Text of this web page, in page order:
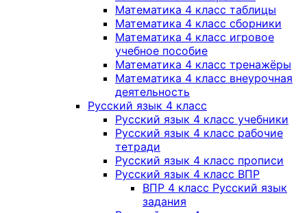
Математика 4 класс таблицы
Математика 4 класс сборники
Математика 4 класс игровое
учебное пособие
Математика 4 класс тренажёры
Математика 4 класс внеурочная
деятельность
Русский язык 4 класс
Русский язык 4 класс учебники
Русский язык 4 класс рабочие
тетради
Русский язык 4 класс прописи
Русский язык 4 класс ВПР
ВПР 4 класс Русский язык
задания